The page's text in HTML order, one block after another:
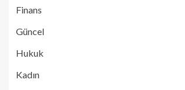
Finans
Güncel
Hukuk
Kadın